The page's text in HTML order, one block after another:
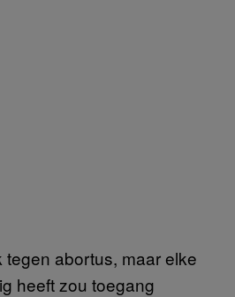
tegen abortus, maar elke
heeft zou toegang